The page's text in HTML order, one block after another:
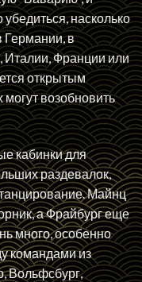
насколько
Германии, в
Италии, Франции или
открытым
могут возобновить
кабинки для
раздевалок,
Майнц
а Фрайбург еще
много, особенно
командами из
Вольфсбург,